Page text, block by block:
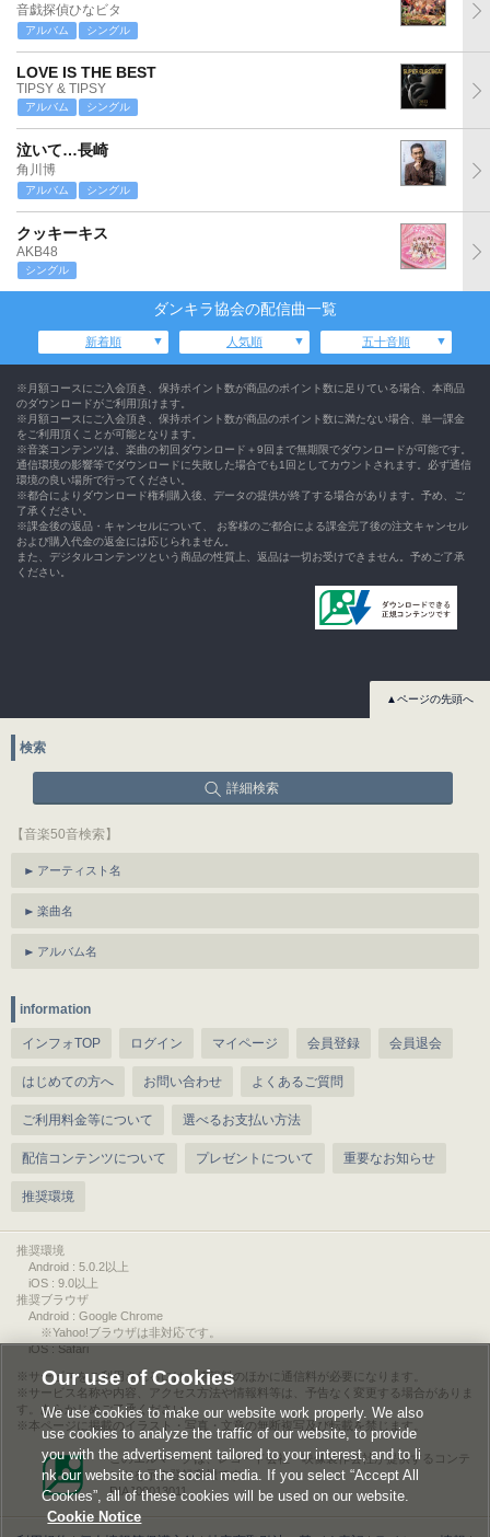
音戯探偵ひなビタ
アルバム シングル
LOVE IS THE BEST
TIPSY & TIPSY
アルバム シングル
泣いて…長崎
角川博
アルバム シングル
クッキーキス
AKB48
シングル
ダンキラ協会の配信曲一覧
新着順 人気順 五十音順
※月額コースにご入会頂き、保持ポイント数が商品のポイント数に足りている場合、本商品
のダウンロードがご利用頂けます。
※月額コースにご入会頂き、保持ポイント数が商品のポイント数に満たない場合、単一課金
をご利用頂くことが可能となります。
※音楽コンテンツは、楽曲の初回ダウンロード＋9回まで無期限でダウンロードが可能です。
通信環境の影響等でダウンロードに失敗した場合でも1回としてカウントされます。必ず通信
環境の良い場所で行ってください。
※都合によりダウンロード権利購入後、データの提供が終了する場合があります。予め、ご
了承ください。
※課金後の返品・キャンセルについて、 お客様のご都合による課金完了後の注文キャンセル
および購入代金の返金には応じられません。
また、デジタルコンテンツという商品の性質上、返品は一切お受けできません。予めご了承
ください。
▲ページの先頭へ
検索
詳細検索
【音楽50音検索】
アーティスト名
楽曲名
アルバム名
information
インフォTOP ログイン マイページ 会員登録 会員退会
はじめての方へ お問い合わせ よくあるご質問
ご利用料金等について 選べるお支払い方法
配信コンテンツについて プレゼントについて 重要なお知らせ
推奨環境
推奨環境
Android : 5.0.2以上
iOS : 9.0以上
推奨ブラウザ
Android : Google Chrome
※Yahoo!ブラウザは非対応です。
iOS : Safari
サービスをご利用されるには、情報料のほかに通信料が必要になります。
サービス名称や内容、アクセス方法や情報料等は、予告なく変更する場合がありま
す。あらかじめご了承ください。
本ページに掲載のイラスト・写真・文章の無断複写及び転載を禁じます。
このエルマークは、レコード会社・映像製作会社が提供するコンテ
ンツを示す登録商標です。
RIAJ00013011
Our use of Cookies
We use cookies to make our website work properly. We also
use cookies to analyze the traffic of our website, to provide
you with the advertisement tailored to your interest, and to li
nk our website to the social media. If you select “Accept All
Cookies”, all of these cookies will be used on our website.
Cookie Notice